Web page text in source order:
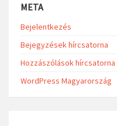
META
Bejelentkezés
Bejegyzések hírcsatorna
Hozzászólások hírcsatorna
WordPress Magyarország